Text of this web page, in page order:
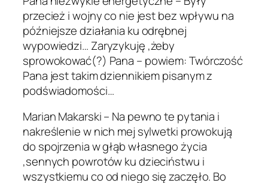
przecież i wojny co nie jest bez wpływu na
późniejsze działania ku odrębnej
wypowiedzi… Zaryzykuję ,żeby
sprowokować(?) Pana – powiem: Twórczość
Pana jest takim dziennikiem pisanym z
podświadomości…
Marian Makarski – Na pewno te pytania i
nakreślenie w nich mej sylwetki prowokują
do spojrzenia w głąb własnego życia
,sennych powrotów ku dzieciństwu i
wszystkiemu co od niego się zaczęło. Bo